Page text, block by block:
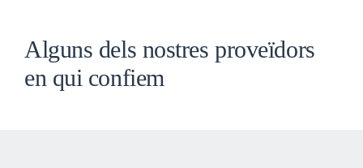
Alguns dels nostres proveïdors
en qui confiem